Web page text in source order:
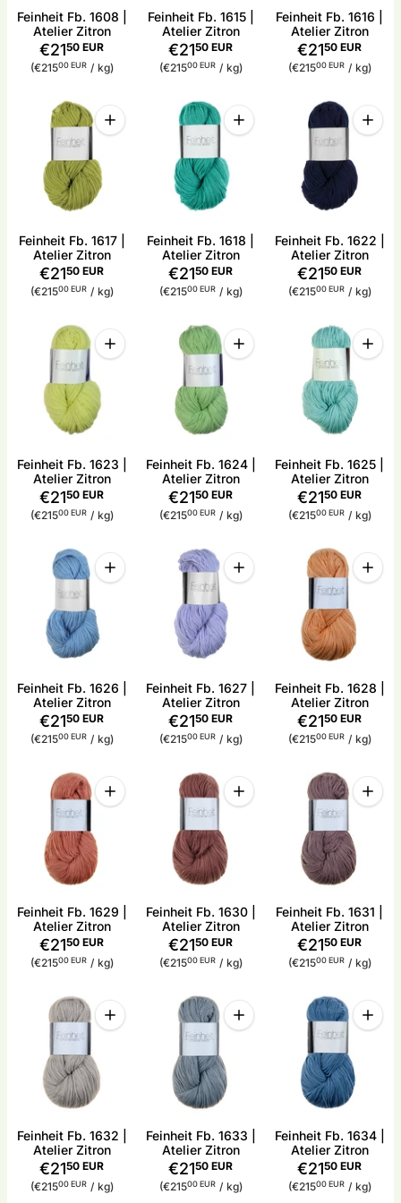
Feinheit Fb. 1608 |
Atelier Zitron
€2150 EUR
Stückpreis
(€21500 EUR / pro
kg)
Feinheit Fb. 1615 |
Atelier Zitron
€2150 EUR
Stückpreis
(€21500 EUR / pro
kg)
Feinheit Fb. 1616 |
Atelier Zitron
€2150 EUR
Stückpreis
(€21500 EUR / pro
kg)
Feinheit Fb. 1617 |
Atelier Zitron
€2150 EUR
Stückpreis
(€21500 EUR / pro
kg)
Menge
Menge für Feinheit Fb. 1617 | Atelier Zitron
Feinheit Fb. 1618 |
Atelier Zitron
€2150 EUR
Stückpreis
(€21500 EUR / pro
kg)
Menge für Feinheit Fb.
Feinheit Fb. 1622 |
Atelier Zitron
€2150 EUR
Stückpreis
(€21500 EUR / pro
kg)
Feinheit Fb. 1623 |
Atelier Zitron
€2150 EUR
Stückpreis
(€21500 EUR / pro
kg)
Menge für Feinheit Fb. 1623 | Atelier Zitron
Feinheit Fb. 1624 |
Atelier Zitron
€2150 EUR
Stückpreis
(€21500 EUR / pro
kg)
Menge für Feinheit Fb.
Feinheit Fb. 1625 |
Atelier Zitron
€2150 EUR
Stückpreis
(€21500 EUR / pro
kg)
Feinheit Fb. 1626 |
Atelier Zitron
€2150 EUR
Stückpreis
(€21500 EUR / pro
kg)
Menge für Feinheit Fb. 1626 | Atelier Zitron
Feinheit Fb. 1627 |
Atelier Zitron
€2150 EUR
Stückpreis
(€21500 EUR / pro
kg)
Menge für Feinheit Fb.
Feinheit Fb. 1628 |
Atelier Zitron
€2150 EUR
Stückpreis
(€21500 EUR / pro
kg)
Feinheit Fb. 1629 |
Atelier Zitron
€2150 EUR
Stückpreis
(€21500 EUR / pro
kg)
Menge für Feinheit Fb. 1629 | Atelier Zitron
Feinheit Fb. 1630 |
Atelier Zitron
€2150 EUR
Stückpreis
(€21500 EUR / pro
kg)
Menge für Feinheit Fb.
Feinheit Fb. 1631 |
Atelier Zitron
€2150 EUR
Stückpreis
(€21500 EUR / pro
kg)
Feinheit Fb. 1632 |
Atelier Zitron
€2150 EUR
Stückpreis
(€21500 EUR / pro
kg)
Menge für Feinheit Fb. 1632 | Atelier Zitron
Feinheit Fb. 1633 |
Atelier Zitron
€2150 EUR
Stückpreis
(€21500 EUR / pro
kg)
Menge für Feinheit Fb.
Feinheit Fb. 1634 |
Atelier Zitron
€2150 EUR
Stückpreis
(€21500 EUR / pro
kg)